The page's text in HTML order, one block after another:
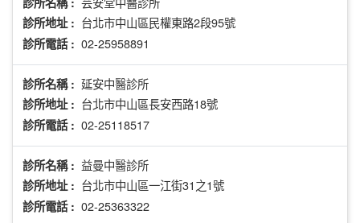
診所地址 : 台北市中山區民權東路2段95號
診所電話 : 02-25958891
診所名稱 : 延安中醫診所
診所地址 : 台北市中山區長安西路18號
診所電話 : 02-25118517
診所名稱 : 益曼中醫診所
診所地址 : 台北市中山區一江街31之1號
診所電話 : 02-25363322